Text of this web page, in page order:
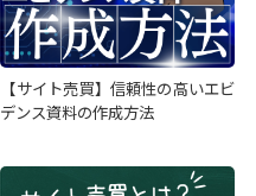
【サイト売買】信頼性の高いエビ
デンス資料の作成方法